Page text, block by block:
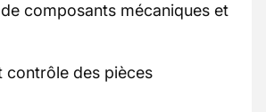
composants mécaniques et
contrôle des pièces